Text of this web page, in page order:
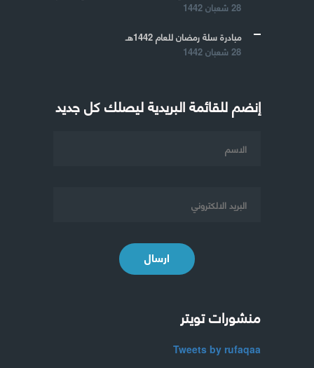
28 شعبان 1442
مبادرة سلة رمضان للعام 1442هـ
28 شعبان 1442
إنضم للقائمة البريدية ليصلك كل جديد
ارسال
منشورات تويتر
Tweets by rufaqaa